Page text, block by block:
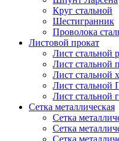
Круг стальной
Шестигранник
Проволока
Листовой прокат
Лист стальной
Лист стальной
Лист стальной
Лист стальной
Лист стальной
Сетка металлическая
Сетка
Сетка
Сетка